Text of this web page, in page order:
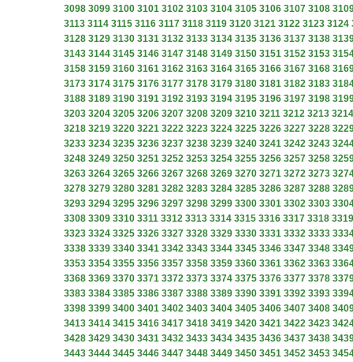
3098 3099 3100 3101 3102 3103 3104 3105 3106 3107 3108
3113 3114 3115 3116 3117 3118 3119 3120 3121 3122 3123 3124
3128 3129 3130 3131 3132 3133 3134 3135 3136 3137 3138
3143 3144 3145 3146 3147 3148 3149 3150 3151 3152 3153
3158 3159 3160 3161 3162 3163 3164 3165 3166 3167 3168
3173 3174 3175 3176 3177 3178 3179 3180 3181 3182 3183
3188 3189 3190 3191 3192 3193 3194 3195 3196 3197 3198
3203 3204 3205 3206 3207 3208 3209 3210 3211 3212 3213 3214
3218 3219 3220 3221 3222 3223 3224 3225 3226 3227 3228
3233 3234 3235 3236 3237 3238 3239 3240 3241 3242 3243
3248 3249 3250 3251 3252 3253 3254 3255 3256 3257 3258
3263 3264 3265 3266 3267 3268 3269 3270 3271 3272 3273
3278 3279 3280 3281 3282 3283 3284 3285 3286 3287 3288
3293 3294 3295 3296 3297 3298 3299 3300 3301 3302 3303
3308 3309 3310 3311 3312 3313 3314 3315 3316 3317 3318 3319
3323 3324 3325 3326 3327 3328 3329 3330 3331 3332 3333
3338 3339 3340 3341 3342 3343 3344 3345 3346 3347 3348
3353 3354 3355 3356 3357 3358 3359 3360 3361 3362 3363
3368 3369 3370 3371 3372 3373 3374 3375 3376 3377 3378
3383 3384 3385 3386 3387 3388 3389 3390 3391 3392 3393
3398 3399 3400 3401 3402 3403 3404 3405 3406 3407 3408
3413 3414 3415 3416 3417 3418 3419 3420 3421 3422 3423
3428 3429 3430 3431 3432 3433 3434 3435 3436 3437 3438
3443 3444 3445 3446 3447 3448 3449 3450 3451 3452 3453